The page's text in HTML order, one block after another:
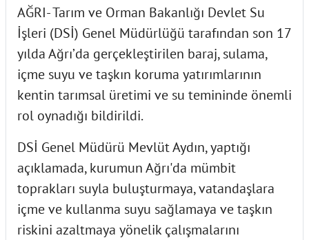
AĞRI- Tarım ve Orman Bakanlığı Devlet Su
İşleri (DSİ) Genel Müdürlüğü tarafından son 17
yılda Ağrı’da gerçekleştirilen baraj, sulama,
içme suyu ve taşkın koruma yatırımlarının
kentin tarımsal üretimi ve su temininde önemli
rol oynadığı bildirildi.
DSİ Genel Müdürü Mevlüt Aydın, yaptığı
açıklamada, kurumun Ağrı'da mümbit
toprakları suyla buluşturmaya, vatandaşlara
içme ve kullanma suyu sağlamaya ve taşkın
riskini azaltmaya yönelik çalışmalarını